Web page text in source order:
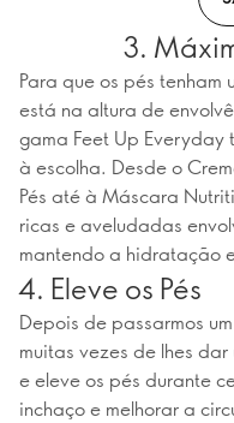
3.
Para que os pés tenham
está na altura de
gama Feet Up
à escolha. Desde o
Pés até à Máscara
ricas e aveludadas
mantendo a hidratação
4. Eleve os Pés
Depois de passarmos
muitas vezes de lhes
e eleve os pés durante
inchaço e melhorar a